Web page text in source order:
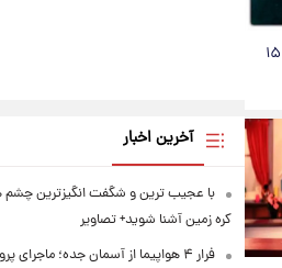
فال روزانه واقعی پنجشنبه ۱۵
آخرین اخبار
با عجیب ترین و شگفت انگیزترین چشم
کره زمین آشنا شوید+ تصاویر
فرار ۴ هواپیما از آسمان جده؛